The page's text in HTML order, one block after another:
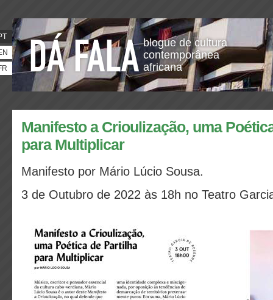
blogue de cultura
contemporânea
africana
Manifesto a Crioulização, uma
para Multiplicar
Manifesto por Mário Lúcio Sousa.
3 de Outubro de 2022 às 18h no Teatro